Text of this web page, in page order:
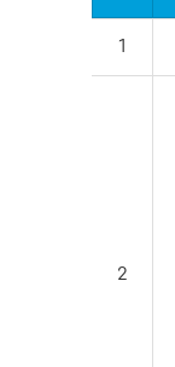
1
2